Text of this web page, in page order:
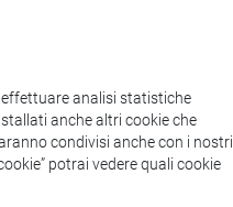
analisi statistiche
anche altri cookie che
condivisi anche con i nostri
potrai vedere quali cookie